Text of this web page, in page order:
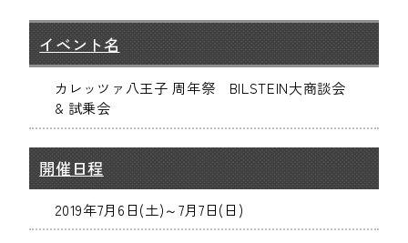
イベント名
カレッツァ八王子 周年祭 BILSTEIN大商談会
& 試乗会
開催日程
2019年7月6日(土)～7月7日(日)